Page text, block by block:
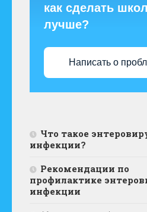
как сделать
лучше?
Написать о
Что такое
инфекции?
Рекомендации по
профилактике
инфекции